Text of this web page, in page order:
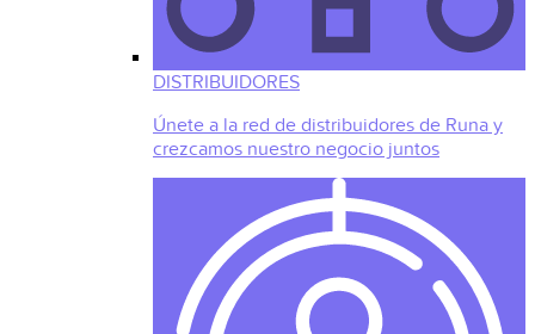
DISTRIBUIDORES
Únete a la red de distribuidores de Runa y
crezcamos nuestro negocio juntos